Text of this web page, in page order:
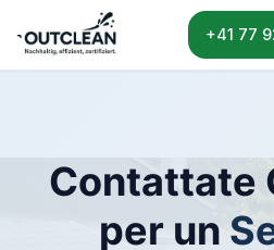
+41 77
Contattate
per un